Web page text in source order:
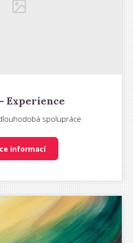
- Experience
spolupráce
informací